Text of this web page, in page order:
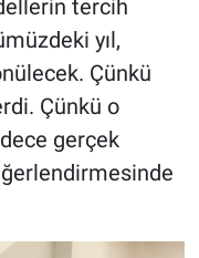
tercih
yıl,
Çünkü
Çünkü o
gerçek